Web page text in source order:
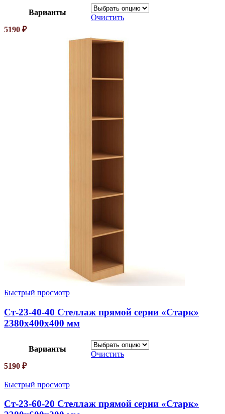
Варианты
Очистить
5190 ₽
Быстрый просмотр
Ст-23-40-40 Стеллаж прямой серии «Старк»
2380х400х400 мм
Варианты
Очистить
5190 ₽
Быстрый просмотр
Ст-23-60-20 Стеллаж прямой серии «Старк»